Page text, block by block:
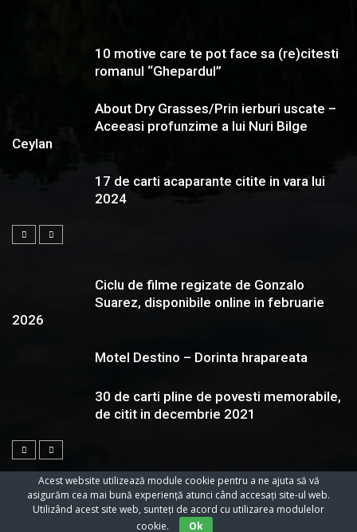
10 motive care te pot face sa (re)citesti
romanul “Ghepardul”
About Dry Grasses/Prin ierburi uscate –
Aceeasi profunzime a lui Nuri Bilge
Ceylan
17 de carti acaparante citite in vara lui
2024
Ciclu de filme regizate de Gonzalo
Suarez, disponibile online in februarie
2026
Motel Destino – Dorinta hrapareata
30 de carti pline de povesti memorabile,
de citit in decembrie 2021
© 2023 Toate Drepturile Rezervate Cartifilmepasiuni.ro
Acest website utilizează module cookie pentru a ne ajuta să vă
asigurăm cea mai bună experiență atunci când accesați site-ul web.
Utilizând acest site web, sunteți de acord cu utilizarea modulelor
cookie.
Ok